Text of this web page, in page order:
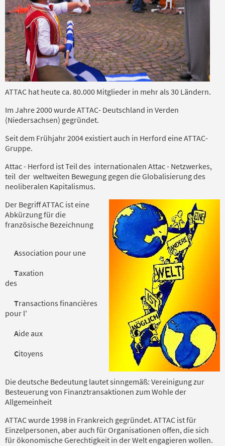
ATTAC hat heute ca. 80.000 Mitglieder in mehr als 30 Ländern.
Im Jahre 2000 wurde ATTAC- Deutschland in Verden
(Niedersachsen) gegründet.
Seit dem Frühjahr 2004 existiert auch in Herford eine ATTAC-
Gruppe.
Attac - Herford ist Teil des internationalen Attac - Netzwerkes,
teil der weltweiten Bewegung gegen die Globalisierung des
neoliberalen Kapitalismus.
Der Begriff ATTAC ist eine
Abkürzung für die
französische Bezeichnung
Association pour une
Taxation
des
Transactions financières
pour l'
Aide aux
Citoyens
Die deutsche Bedeutung lautet sinngemäß: Vereinigung zur
Besteuerung von Finanztransaktionen zum Wohle der
Allgemeinheit
ATTAC wurde 1998 in Frankreich gegründet. ATTAC ist für
Einzelpersonen, aber auch für Organisationen offen, die sich
für ökonomische Gerechtigkeit in der Welt engagieren wollen.